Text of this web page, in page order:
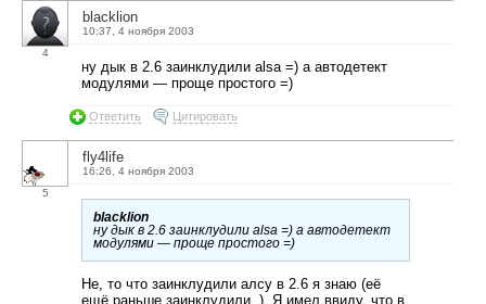
4
blacklion
10:37, 4 ноября 2003
ну дык в 2.6 заинклудили alsa =) а автодетект
модулями — проще простого =)
Ответить Цитировать
5
fly4life
16:26, 4 ноября 2003
blacklion
ну дык в 2.6 заинклудили alsa =) а автодетект
модулями — проще простого =)
Не, то что заинклудили алсу в 2.6 я знаю (её
ещё раньше заинклудили..). Я имел ввиду, что в